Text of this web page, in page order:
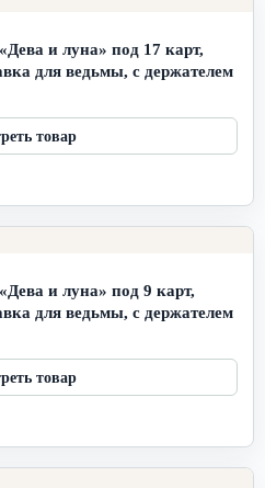
и луна» под 17 карт,
для ведьмы, с держателем
и луна» под 9 карт,
для ведьмы, с держателем